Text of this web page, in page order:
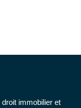
immobilier et